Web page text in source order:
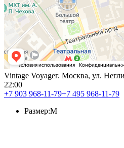
Vintage Voyageг. Москва, ул.
22:00
+7 903 968-11-79+7 495 968-11-79
Размер:M